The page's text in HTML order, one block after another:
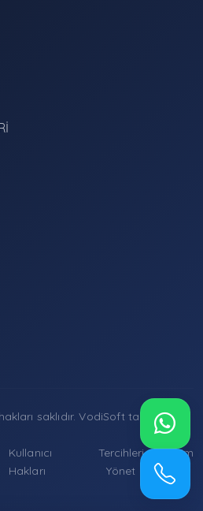
saklıdır.VodiSoft tarafından
Kullanıcı
Hakları
Tercihleri
Yönet
İletişim